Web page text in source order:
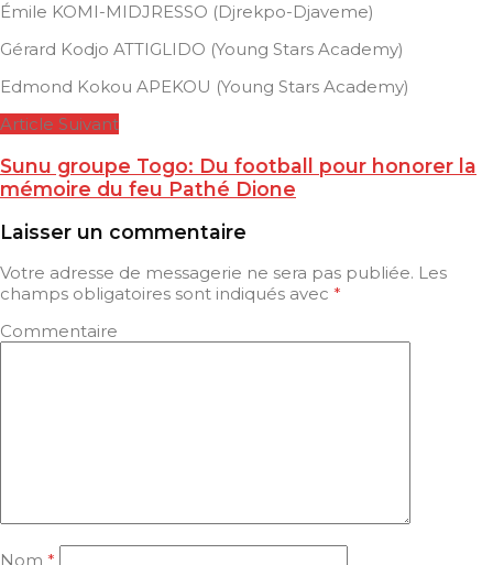
Émile KOMI-MIDJRESSO (Djrekpo-Djaveme)
Gérard Kodjo ATTIGLIDO (Young Stars Academy)
Edmond Kokou APEKOU (Young Stars Academy)
Article Suivant
Sunu groupe Togo: Du football pour honorer la
mémoire du feu Pathé Dione
Laisser un commentaire
Votre adresse de messagerie ne sera pas publiée. Les
champs obligatoires sont indiqués avec *
Commentaire
Nom *